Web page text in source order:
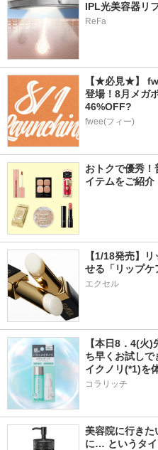
IPL光美容器リ
ReFa
【★必見★】
登場！8月メガ
46%OFF?
fwee(フィー)
おトクで優秀
イテムをご紹介
【1/18発売】
せる「リップケ
エクセル
【本日8．4(火
ち早くお試しで
イクノリ(*1)を
コラリッチ
美容院に行きた
に… というタイ